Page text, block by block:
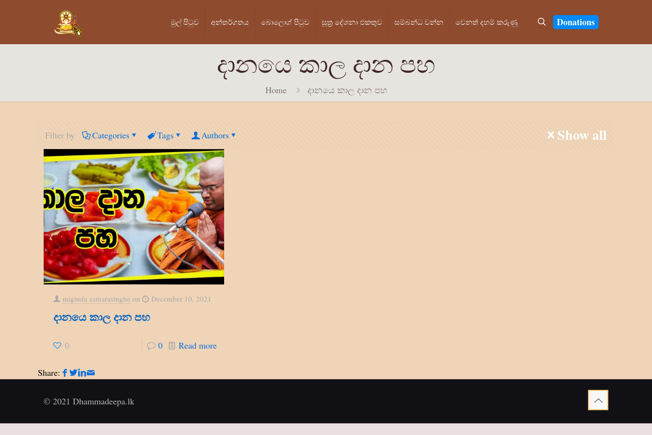
මුල් පි‍ටුව අන්තර්ගතය බොලොග් පි‍ටුව සූත්‍ර දේශනා එකතුව සම්බන්ධ වන්න වෙනත් දහම් කරුණු Donations
දානයෙ කාල දාන පහ
Home දානයෙ කාල දාන පහ
Filter by Categories Tags Authors Show all
miginda samarasinghe on December 10, 2021
දානයෙ කාල දාන පහ
0 0 Read more
Share:
© 2021 Dhammadeepa.lk